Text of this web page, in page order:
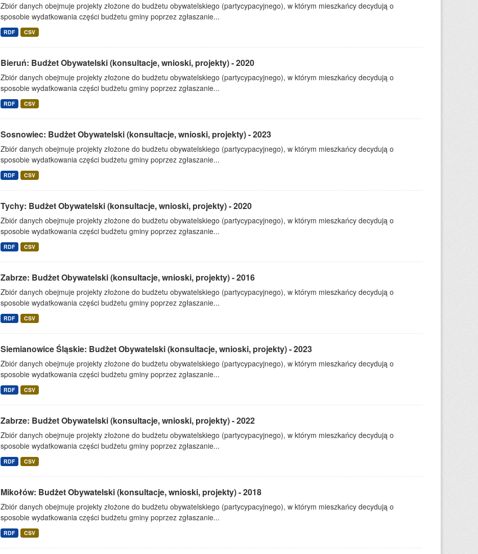
Zbiór danych obejmuje projekty złożone do budżetu obywatelskiego (partycypacyjnego), w którym mieszkańcy decydują o
sposobie wydatkowania części budżetu gminy poprzez zgłaszanie...
RDF CSV
Bieruń: Budżet Obywatelski (konsultacje, wnioski, projekty) - 2020
Zbiór danych obejmuje projekty złożone do budżetu obywatelskiego (partycypacyjnego), w którym mieszkańcy decydują o
sposobie wydatkowania części budżetu gminy poprzez zgłaszanie...
RDF CSV
Sosnowiec: Budżet Obywatelski (konsultacje, wnioski, projekty) - 2023
Zbiór danych obejmuje projekty złożone do budżetu obywatelskiego (partycypacyjnego), w którym mieszkańcy decydują o
sposobie wydatkowania części budżetu gminy poprzez zgłaszanie...
RDF CSV
Tychy: Budżet Obywatelski (konsultacje, wnioski, projekty) - 2020
Zbiór danych obejmuje projekty złożone do budżetu obywatelskiego (partycypacyjnego), w którym mieszkańcy decydują o
sposobie wydatkowania części budżetu gminy poprzez zgłaszanie...
RDF CSV
Zabrze: Budżet Obywatelski (konsultacje, wnioski, projekty) - 2016
Zbiór danych obejmuje projekty złożone do budżetu obywatelskiego (partycypacyjnego), w którym mieszkańcy decydują o
sposobie wydatkowania części budżetu gminy poprzez zgłaszanie...
RDF CSV
Siemianowice Śląskie: Budżet Obywatelski (konsultacje, wnioski, projekty) - 2023
Zbiór danych obejmuje projekty złożone do budżetu obywatelskiego (partycypacyjnego), w którym mieszkańcy decydują o
sposobie wydatkowania części budżetu gminy poprzez zgłaszanie...
RDF CSV
Zabrze: Budżet Obywatelski (konsultacje, wnioski, projekty) - 2022
Zbiór danych obejmuje projekty złożone do budżetu obywatelskiego (partycypacyjnego), w którym mieszkańcy decydują o
sposobie wydatkowania części budżetu gminy poprzez zgłaszanie...
RDF CSV
Mikołów: Budżet Obywatelski (konsultacje, wnioski, projekty) - 2018
Zbiór danych obejmuje projekty złożone do budżetu obywatelskiego (partycypacyjnego), w którym mieszkańcy decydują o
sposobie wydatkowania części budżetu gminy poprzez zgłaszanie...
RDF CSV